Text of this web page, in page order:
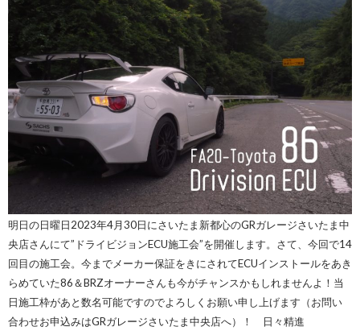
明日の日曜日2023年4月30日にさいたま新都心のGRガレージさいたま中
央店さんにて”ドライビジョンECU施工会”を開催します。さて、今回で14
回目の施工会。今までメーカー保証をきにされてECUインストールをあき
らめていた86＆BRZオーナーさんも今がチャンスかもしれませんよ！当
日施工枠があと数名可能ですのでよろしくお願い申し上げます（お問い
合わせお申込みはGRガレージさいたま中央店へ）！ 日々精進